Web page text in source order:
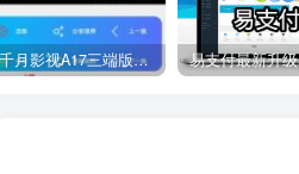
千月影视A17三端版本苹果安卓H5源码详细搭建教程视频